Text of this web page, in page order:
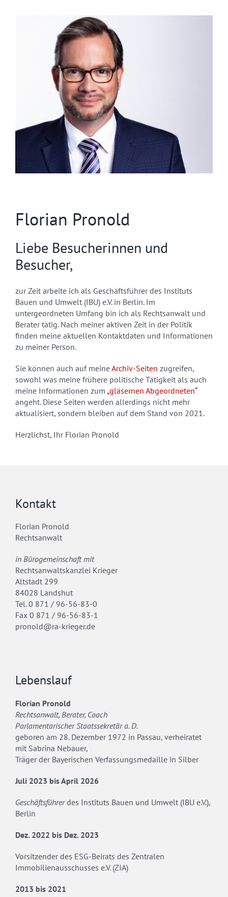
Florian Pronold
Liebe Besucherinnen und
Besucher,
zur Zeit arbeite ich als Geschäftsführer des Instituts
Bauen und Umwelt (IBU) e.V. in Berlin. Im
untergeordneten Umfang bin ich als Rechtsanwalt und
Berater tätig. Nach meiner aktiven Zeit in der Politik
finden meine aktuellen Kontaktdaten und Informationen
zu meiner Person.
Sie können auch auf meineArchiv-Seiten zugreifen,
sowohl was meine frühere politische Tätigkeit als auch
meine Informationen zum „gläsernen Abgeordneten“
angeht. Diese Seiten werden allerdings nicht mehr
aktualisiert, sondern bleiben auf dem Stand von 2021.
Herzlichst, Ihr Florian Pronold
Kontakt
Florian Pronold
Rechtsanwalt
in Bürogemeinschaft mit
Rechtsanwaltskanzlei Krieger
Altstadt 299
84028 Landshut
Tel. 0 871 / 96-56-83-0
Fax 0 871 / 96-56-83-1
pronold@ra-krieger.de
Lebenslauf
Florian Pronold
Rechtsanwalt, Berater, Coach
Parlamentarischer Staatssekretär a. D.
geboren am 28. Dezember 1972 in Passau, verheiratet
mit Sabrina Nebauer,
Träger der Bayerischen Verfassungsmedaille in Silber
Juli 2023 bis April 2026
Geschäftsführer des Instituts Bauen und Umwelt (IBU e.V.),
Berlin
Dez. 2022 bis Dez. 2023
Vorsitzender des ESG-Beirats des Zentralen
Immobilienausschusses e.V. (ZIA)
2013 bis 2021